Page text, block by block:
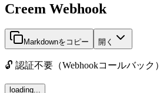
Creem Webhook
Markdownをコピー 開く
🔓 認証不要（Webhookコールバック）
loading...